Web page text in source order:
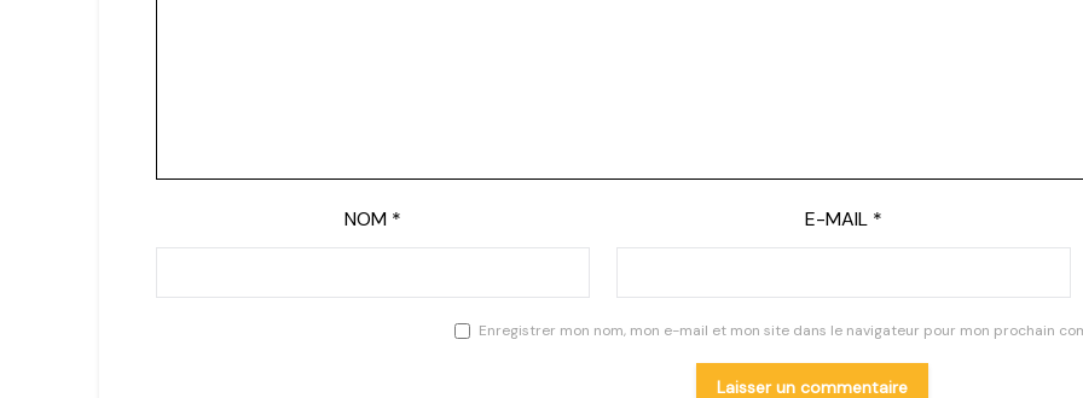
NOM * E-MAIL *
Enregistrer mon nom, mon e-mail et mon site dans le navigateur pour mon prochain